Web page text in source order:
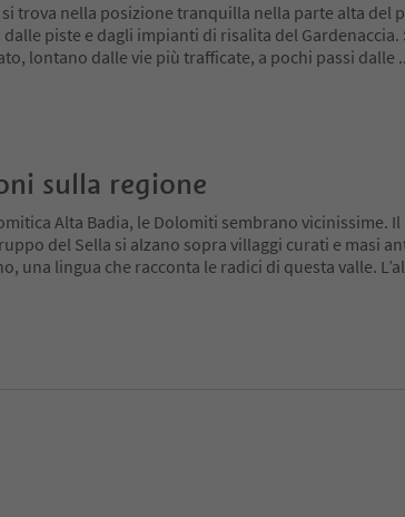
trova nella posizione tranquilla nella parte alta del
dalle piste e dagli impianti di risalita del Gardenaccia.
lontano dalle vie più trafficate, a pochi passi dalle
sulla regione
Alta Badia, le Dolomiti sembrano vicinissime. Il
del Sella si alzano sopra villaggi curati e masi
una lingua che racconta le radici di questa valle.